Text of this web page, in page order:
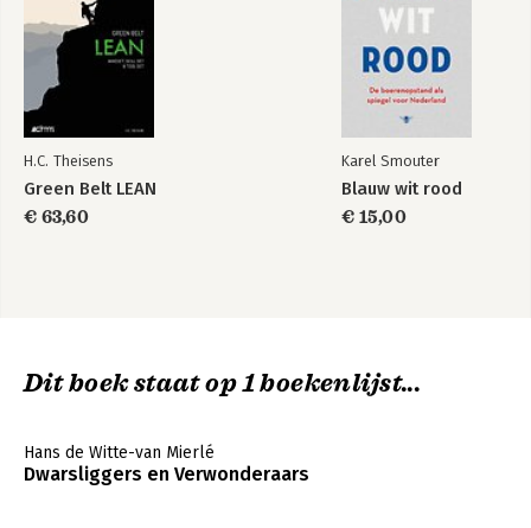
H.C. Theisens
Green Belt LEAN
€ 63,60
Karel Smouter
Blauw wit rood
€ 15,00
Dit boek staat op 1 boekenlijst...
Hans de Witte-van Mierlé
Dwarsliggers en Verwonderaars